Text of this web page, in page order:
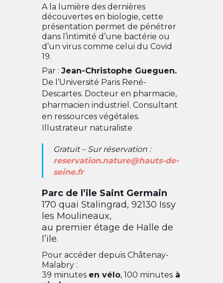
A la lumière des dernières
découvertes en biologie, cette
présentation permet de pénétrer
dans l’intimité d’une bactérie ou
d’un virus comme celui du Covid
19.
Par : Jean-Christophe Gueguen.
De l’Université Paris René-
Descartes. Docteur en pharmacie,
pharmacien industriel. Consultant
en ressources végétales.
Illustrateur naturaliste
Gratuit – Sur réservation :
reservation.nature@hauts-de-
seine.fr
Parc de l’ile Saint Germain
170 quai Stalingrad, 92130 Issy
les Moulineaux,
au premier étage de Halle de
l’ile.
Pour accéder depuis Châtenay-
Malabry :
39 minutes en vélo, 100 minutes à